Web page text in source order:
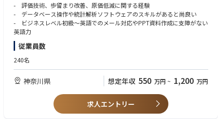
（4）製品歩留まり改善に関するDX推進 ※AIの導入プロジェクト参画の
可能性
【ミッション】
従事しつつ、さらなる歩留改善、原価低減、生産効率向上に向けた製品技
術業務を担当する。需要変動が激しい市場において、製品を柔軟に供給す
るために、ウエハ工程と後工程のエンジニアをリードして製品の品質向上
や生産効率の向上を実現できるスキルが要求される。
-メガデータセンターやAI/MLに不可欠な最先端の高速光デバイスの生産に
ことが期待される。
- 評価技術、歩留まり改善、原価低減に関する経験
- データベース操作や統計解析ソフトウェアのスキルがあると尚良い
- ビジネスレベル初級～英語でのメール対応やPPT資料作成に支障がない
英語力
従業員数
240名
神奈川県 想定年収 550 万円 ~ 1,200 万円
求人エントリー